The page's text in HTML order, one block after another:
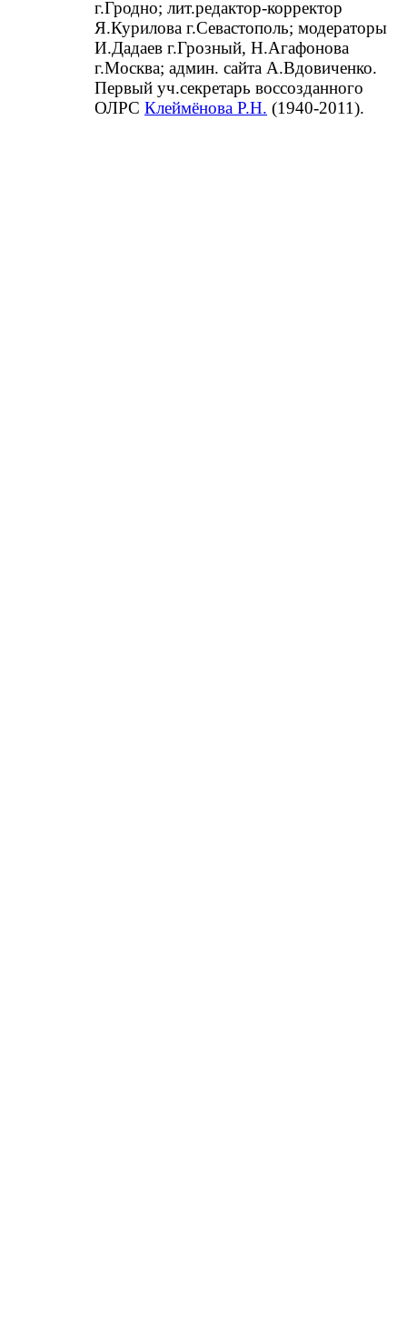
г.Гродно; лит.редактор-корректор
Я.Курилова г.Севастополь; модераторы
И.Дадаев г.Грозный, Н.Агафонова
г.Москва; админ. сайта А.Вдовиченко.
Первый уч.секретарь воссозданного
ОЛРС Клеймёнова Р.Н. (1940-2011).